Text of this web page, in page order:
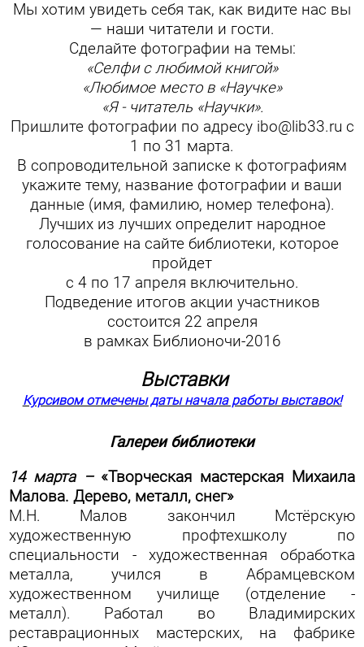
Мы хотим увидеть себя так, как видите нас вы
— наши читатели и гости.
Сделайте фотографии на темы:
«Селфи с любимой книгой»
«Любимое место в «Научке»
«Я - читатель «Научки».
Пришлите фотографии по адресу ibo@lib33.ru с
1 по 31 марта.
В сопроводительной записке к фотографиям
укажите тему, название фотографии и ваши
данные (имя, фамилию, номер телефона).
Лучших из лучших определит народное
голосование на сайте библиотеки, которое
пройдет
с 4 по 17 апреля включительно.
Подведение итогов акции участников
состоится 22 апреля
в рамках Библионочи-2016
Выставки
Курсивом отмечены даты начала работы выставок!
Галереи библиотеки
14 марта – «Творческая мастерская Михаила
Малова. Дерево, металл, снег»
М.Н. Малов закончил Мстёрскую
художественную профтехшколу по
специальности - художественная обработка
металла, учился в Абрамцевском
художественном училище (отделение -
металл). Работал во Владимирских
реставрационных мастерских, на фабрике